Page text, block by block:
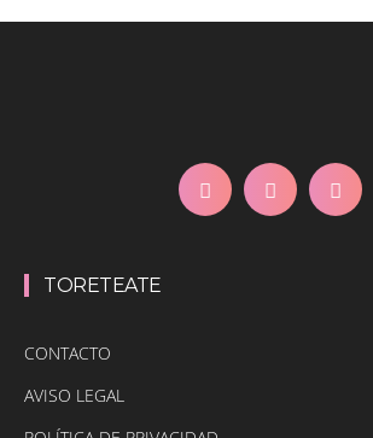
TORETEATE
CONTACTO
AVISO LEGAL